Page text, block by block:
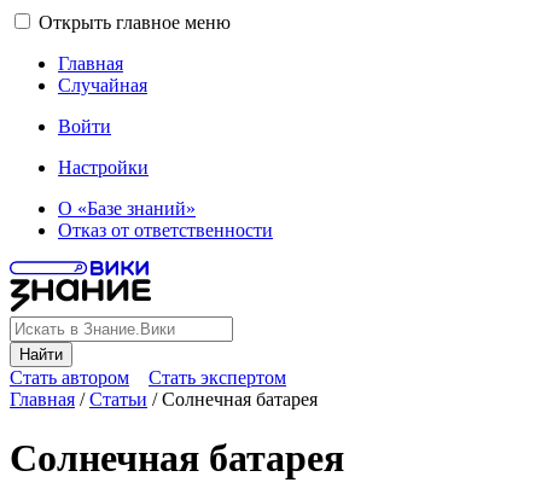
Открыть главное меню
Главная
Случайная
Войти
Настройки
О «Базе знаний»
Отказ от ответственности
Найти
Стать автором
Стать экспертом
Главная /Статьи /Солнечная батарея
Солнечная батарея